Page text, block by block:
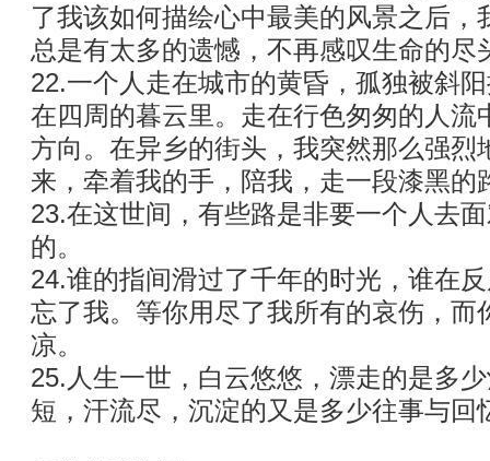
了我该如何描绘心中最美的风景之后，
总是有太多的遗憾，不再感叹生命的尽
22.一个人走在城市的黄昏，孤独被斜
在四周的暮云里。走在行色匆匆的人流
方向。在异乡的街头，我突然那么强烈
来，牵着我的手，陪我，走一段漆黑的
23.在这世间，有些路是非要一个人去
的。
24.谁的指间滑过了千年的时光，谁在
忘了我。等你用尽了我所有的哀伤，而
凉。
25.人生一世，白云悠悠，漂走的是多
短，汗流尽，沉淀的又是多少往事与回